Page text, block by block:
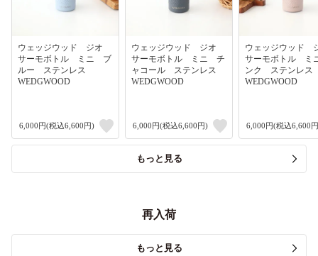
ウェッジウッド ジオ
サーモボトル ミニ ブ
ルー ステンレス
WEDGWOOD
6,000円(税込6,600円)
ウェッジウッド ジオ
サーモボトル ミニ チ
ャコール ステンレス
WEDGWOOD
6,000円(税込6,600円)
ウェッジウッド
サーモボトル
ンク ステンレ
WEDGWOOD
6,000円(税込6,600
もっと見る
再入荷
もっと見る